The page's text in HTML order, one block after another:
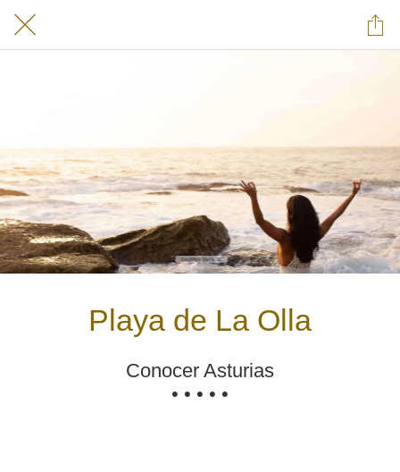
Playa de La Olla
Conocer Asturias
• • • • •